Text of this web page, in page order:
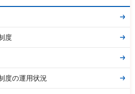
度
度の運用状況